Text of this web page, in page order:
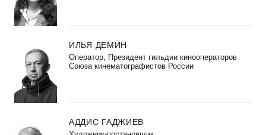
ИЛЬЯ ДЕМИН
Оператор, Президент гильдии кинооператоров
Союза кинематографистов России
АДДИС ГАДЖИЕВ